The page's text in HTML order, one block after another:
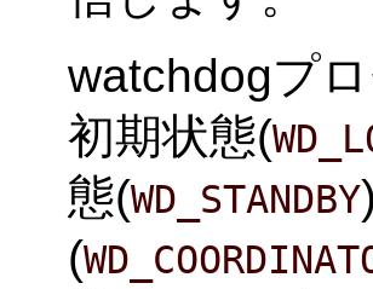
watchdogプ
初期状態(
態(WD_STANDBY
(